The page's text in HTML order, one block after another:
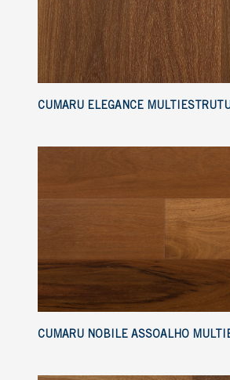
CUMARU ELEGANCE
CUMARU NOBILE ASSOALHO